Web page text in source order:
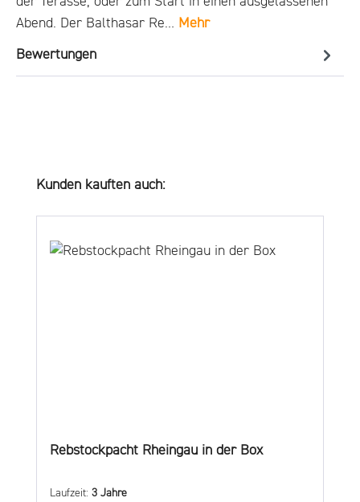
Abend. Der Balthasar Re… Mehr
Bewertungen
Produktgalerie überspringen
Kunden kauften auch:
Rebstockpacht Rheingau in der Box
Laufzeit: 3 Jahre